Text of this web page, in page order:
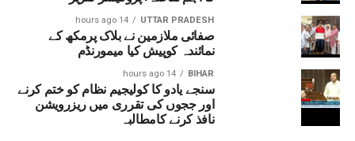
مہینہ کے تقریباً 42؍ ہزار روپے اور فی الحال کی جانے والی
11؍ دنوں کی مزدوری کے 56؍ ہزار روپے پروجیکٹ
منیجر نے ادا نہیں کئے ۔خواتین مزدوروں کا کہنا
ہے کہ مزدوری کی رقم مانگنے پر ان کے ساتھ
بدسلوکی کی گئی اور گالیاں دی گئیں ۔پولیس نے
پروجیکٹ منیجر اور اس کے ساتھیوں کے خلاف ملنے
والے تحریر کی بنیاد پر معاملہ درج کرکے جانچ
UTTAR PRADESH
14 hours ago
صفائی ملازمین نے بلاک پرمکھ کے
نمائندہ کوپیش کیا میمورنڈم
BIHAR
14 hours ago
سنجے یادو کا کولیجیم نظام کو ختم کرنے
اور ججوں کی تقرری میں ریزرویشن
نافذ کرنے کامطالبہ